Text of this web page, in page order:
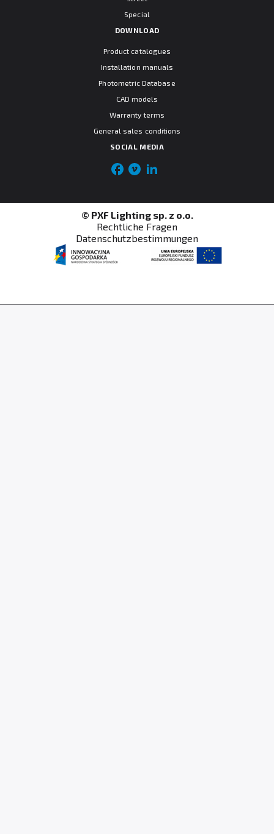
Special
DOWNLOAD
Product catalogues
Installation manuals
Photometric Database
CAD models
Warranty terms
General sales conditions
SOCIAL MEDIA
© PXF Lighting sp. z o.o.
Rechtliche Fragen
Datenschutzbestimmungen